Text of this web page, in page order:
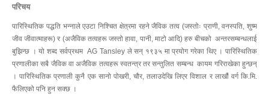
परिचय
पारिस्थितिक पद्धति भन्नाले एउटा निश्चित क्षेत्रमा रहने जैविक तत्व (जस्तोः प्राणी, वनस्पति, शुष्म
जीव जीवात्माहरू) र (अजैविक तत्वहरू जस्तो हावा, पानी, माटो आदि) हरु बीचको अन्तरसम्बन्धलाई
बुझिन्छ । यो शब्द सर्वप्रथम AG Tansley ले सन् १९३५ मा प्रयोग गरेका थिए । पारिस्थितिक
प्रणालीका सबै जैविक वा अजैविक तत्वहरू स्वतन्त्र तर सन्तुलित सम्बन्ध कायम गरिराखेका हुन्छन्
। पारिस्थितिक प्रणाली कुनै एक सानो पोखरी, चौर, तलाउदेखि लिएर विशाल र लाखौं वर्ग कि.मि.
फैलिएको पनि हुन सक्छ ।